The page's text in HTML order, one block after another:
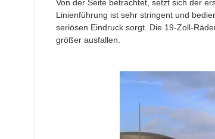
Von der Seite betrachtet, setzt sich der
Linienführung ist sehr stringent und
seriösen Eindruck sorgt. Die 19-Zoll-
größer ausfallen.